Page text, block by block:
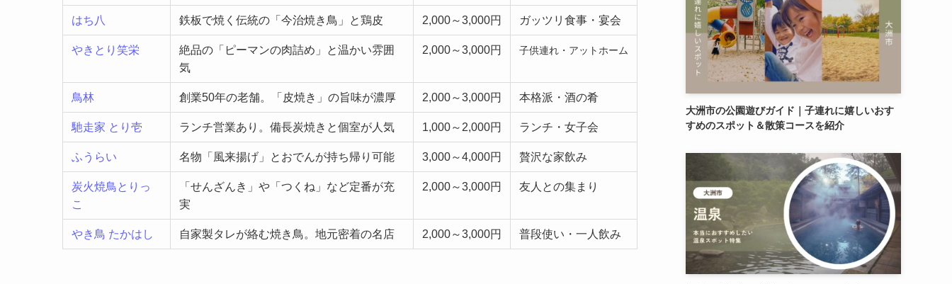
はち八 鉄板で焼く伝統の「今治焼き鳥」と鶏皮 2,000～3,000円 ガッツリ食事・宴会
やきとり笑栄
絶品の「ピーマンの肉詰め」と温かい雰囲
気
2,000～3,000円 子供連れ・アットホーム
鳥林 創業50年の老舗。「皮焼き」の旨味が濃厚 2,000～3,000円 本格派・酒の肴
馳走家 とり壱 ランチ営業あり。備長炭焼きと個室が人気 1,000～2,000円 ランチ・女子会
ふうらい 名物「風来揚げ」とおでんが持ち帰り可能 3,000～4,000円 贅沢な家飲み
炭火焼鳥とりっ
こ
「せんざんき」や「つくね」など定番が充
実
2,000～3,000円 友人との集まり
やき鳥 たかはし 自家製タレが絡む焼き鳥。地元密着の名店 2,000～3,000円 普段使い・一人飲み
大洲市の公園遊びガイド｜子連れに嬉しいおす
すめのスポット＆散策コースを紹介